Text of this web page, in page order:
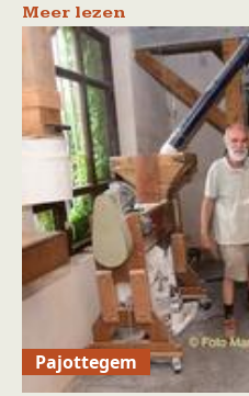
Meer lezen
Pajottegem